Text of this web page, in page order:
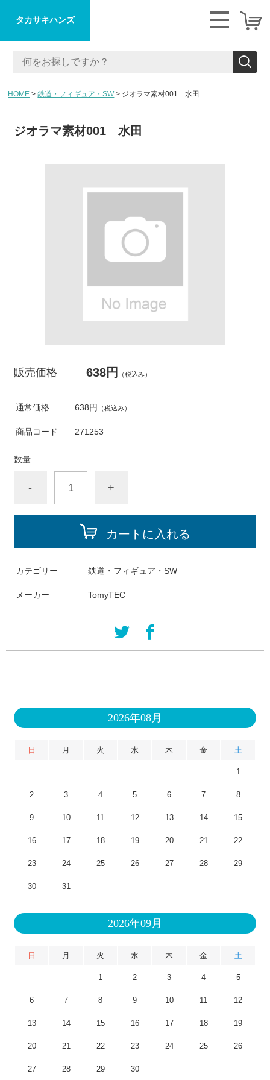
タカサキハンズ
HOME 鉄道・フィギュア・SW ジオラマ素材001 水田
ジオラマ素材001 水田
販売価格 638円 （税込み）
通常価格 638円 （税込み）
商品コード 271253
数量
- +
カートに入れる
カテゴリー 鉄道・フィギュア・SW
メーカー TomyTEC
2026年08月
日 月 火 水 木 金 土
1
2 3 4 5 6 7 8
9 10 11 12 13 14 15
16 17 18 19 20 21 22
23 24 25 26 27 28 29
30 31
2026年09月
日 月 火 水 木 金 土
1 2 3 4 5
6 7 8 9 10 11 12
13 14 15 16 17 18 19
20 21 22 23 24 25 26
27 28 29 30